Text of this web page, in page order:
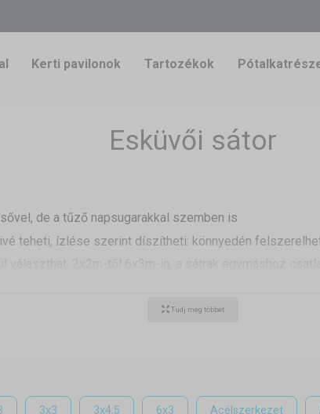
Kerti pavilonok Tartozékok
Esküvői sátor
de a tűző napsugarakkal szemben is
teheti, ízlése szerint díszítheti: könnyedén
számára, vagy a táncparkett fölé
Tudj meg többet
3x3 3x4,5 6x3 Acélszerkezet